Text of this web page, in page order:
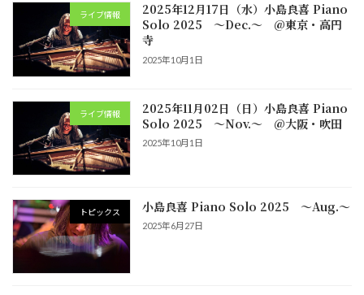
ライブ情報
2025年12月17日（水）小島良喜 Piano
Solo 2025 ～Dec.～ @東京・高円
寺
2025年10月1日
ライブ情報
2025年11月02日（日）小島良喜 Piano
Solo 2025 ～Nov.～ @大阪・吹田
2025年10月1日
トピックス 小島良喜 Piano Solo 2025 ～Aug.～
2025年6月27日